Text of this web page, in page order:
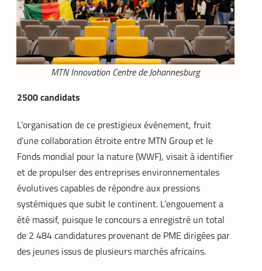
MTN Innovation Centre de Johannesburg
2500 candidats
L’organisation de ce prestigieux événement, fruit
d’une collaboration étroite entre MTN Group et le
Fonds mondial pour la nature (WWF), visait à identifier
et de propulser des entreprises environnementales
évolutives capables de répondre aux pressions
systémiques que subit le continent. L’engouement a
été massif, puisque le concours a enregistré un total
de 2 484 candidatures provenant de PME dirigées par
des jeunes issus de plusieurs marchés africains.